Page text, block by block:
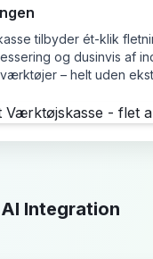
tilbyder ét-klik
og dusinvis af
– helt uden
Integration